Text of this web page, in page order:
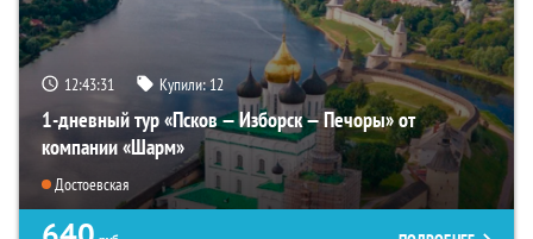
12:43:30 Купили:12
1-дневный тур «Псков — Изборск — Печоры» от
компании «Шарм»
Достоевская